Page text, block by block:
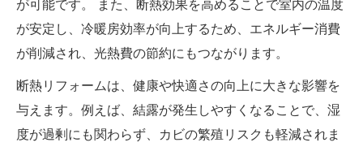
が可能です。 また、断熱効果を高めることで室内の温度
が安定し、冷暖房効率が向上するため、エネルギー消費
が削減され、光熱費の節約にもつながります。
断熱リフォームは、健康や快適さの向上に大きな影響を
与えます。例えば、結露が発生しやすくなることで、湿
度が過剰にも関わらず、カビの繁殖リスクも軽減されま